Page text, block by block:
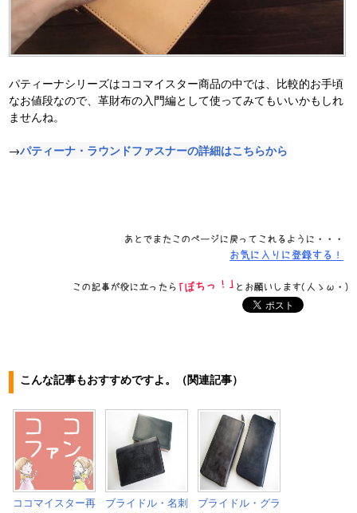
パティーナシリーズはココマイスター商品の中では、比較的お手頃
なお値段なので、革財布の入門編として使ってみてもいいかもしれ
ませんね。
→パティーナ・ラウンドファスナーの詳細はこちらから
こんな記事もおすすめですよ。（関連記事）
ココマイスター再
ブライドル・名刺
ブライドル・グラ